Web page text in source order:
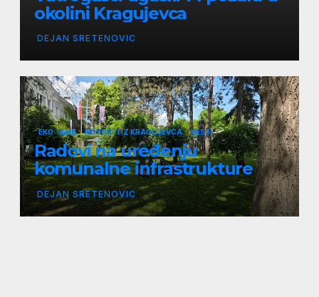
okolini Kragujevca
DEJAN SRETENOVIC
EKO TEME NOVOSTI IZ KRAGUJEVCA VESTI
Radovi na uređenju
komunalne infrastrukture
DEJAN SRETENOVIC